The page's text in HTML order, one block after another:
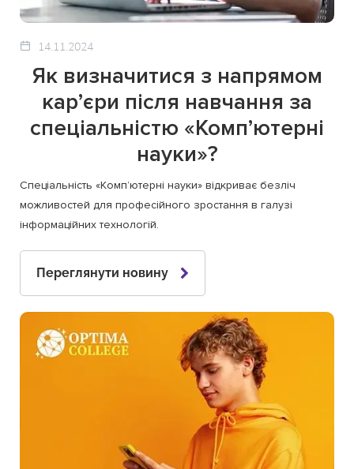
14.11.2024
Як визначитися з напрямом
кар’єри після навчання за
спеціальністю «Комп’ютерні
науки»?
Спеціальність «Комп’ютерні науки» відкриває безліч
можливостей для професійного зростання в галузі
інформаційних технологій.
Переглянути новину